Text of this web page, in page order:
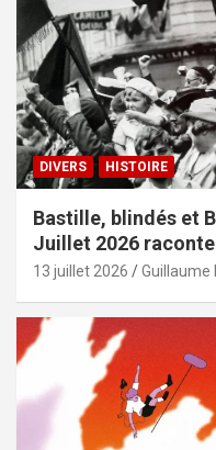
DIVERS HISTOIRE
Bastille, blindés et
Juillet 2026
13 juillet 2026 Guillaume L.